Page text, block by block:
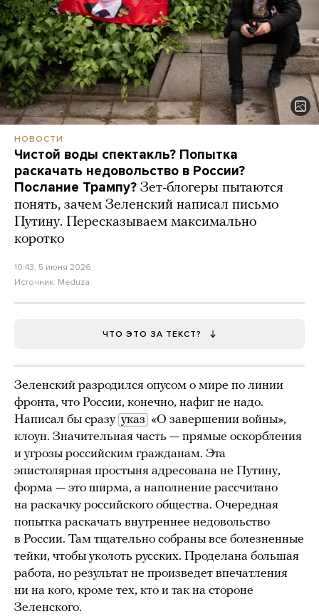
НОВОСТИ
Чистой воды спектакль? Попытка
раскачать недовольство в России?
Послание Трампу? Зет-блогеры пытаются
понять, зачем Зеленский написал письмо
Путину. Пересказываем максимально
коротко
10:43, 5 июня 2026
Источник: Meduza
ЧТО ЭТО ЗА ТЕКСТ?
Зеленский разродился опусом о мире по линии
фронта, что России, конечно, нафиг не надо.
Написал бы сразу указ «О завершении войны»,
клоун. Значительная часть — прямые оскорбления
и угрозы российским гражданам. Эта
эпистолярная простыня адресована не Путину,
форма — это ширма, а наполнение рассчитано
на раскачку российского общества. Очередная
попытка раскачать внутреннее недовольство
в России. Там тщательно собраны все болезненные
тейки, чтобы уколоть русских. Проделана большая
работа, но результат не произведет впечатления
ни на кого, кроме тех, кто и так на стороне
Зеленского.